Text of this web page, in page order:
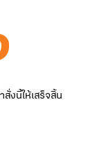
งนี้ให้เสร็จสิ้น